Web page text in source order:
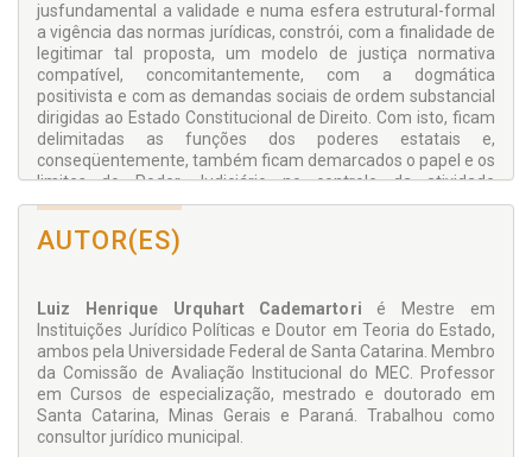
jusfundamental a validade e numa esfera estrutural-formal
a vigência das normas jurídicas, constrói, com a finalidade de
legitimar tal proposta, um modelo de justiça normativa
compatível, concomitantemente, com a dogmática
positivista e com as demandas sociais de ordem substancial
dirigidas ao Estado Constitucional de Direito. Com isto, ficam
delimitadas as funções dos poderes estatais e,
conseqüentemente, também ficam demarcados o papel e os
limites do Poder Judiciário no controle da atividade
administrativa do Estado em sua interação com os cidadãos.
AUTOR(ES)
Luiz Henrique Urquhart Cademartori é Mestre em
Instituições Jurídico Políticas e Doutor em Teoria do Estado,
ambos pela Universidade Federal de Santa Catarina. Membro
da Comissão de Avaliação Institucional do MEC. Professor
em Cursos de especialização, mestrado e doutorado em
Santa Catarina, Minas Gerais e Paraná. Trabalhou como
consultor jurídico municipal.